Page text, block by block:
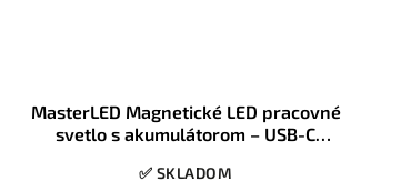
MasterLED Magnetické LED pracovné
svetlo s akumulátorom – USB-C
3000K–6500K
✅ SKLADOM